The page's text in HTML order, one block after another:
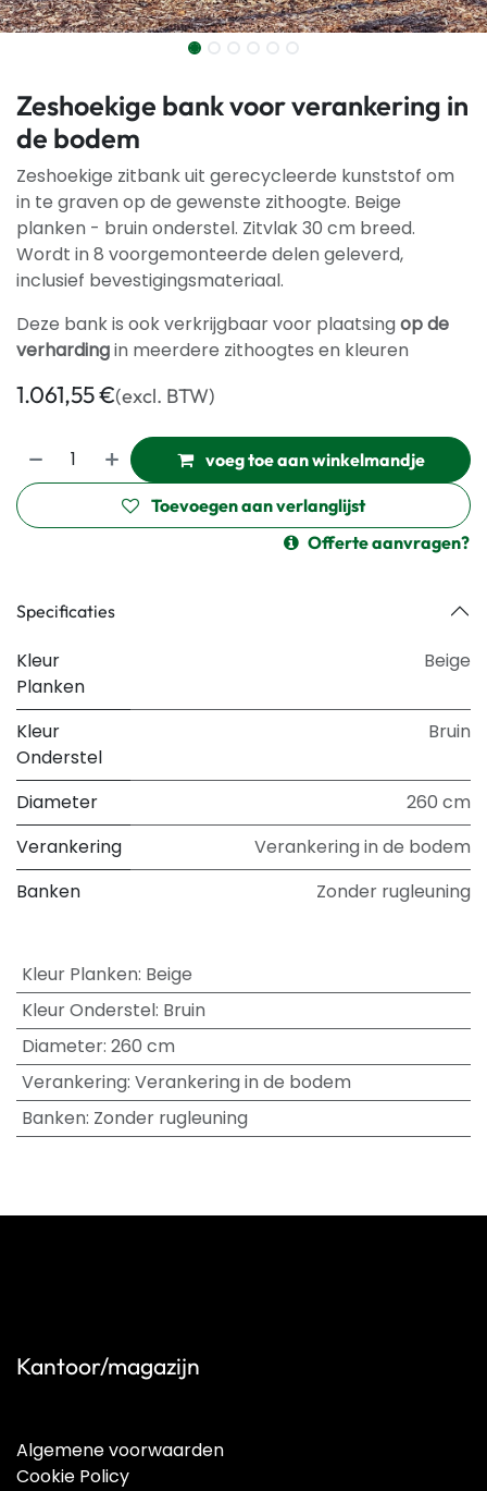
Zeshoekige bank voor verankering in
de bodem
Zeshoekige zitbank uit gerecycleerde kunststof om
in te graven op de gewenste zithoogte. Beige
planken - bruin onderstel. Zitvlak 30 cm breed.
Wordt in 8 voorgemonteerde delen geleverd,
inclusief bevestigingsmateriaal.
Deze bank is ook verkrijgbaar voor plaatsingop de
verhardingin meerdere zithoogtes en kleuren
1.061,55€(excl. BTW)
voeg toe aan winkelmandje
Toevoegen aan verlanglijst
Offerte aanvragen?
Specificaties
Kleur
Planken
Beige
Kleur
Onderstel
Bruin
Diameter
260 cm
Verankering
Verankering in de bodem
Banken
Zonder rugleuning
Kleur Planken: Beige
Kleur Onderstel: Bruin
Diameter: 260 cm
Verankering: Verankering in de bodem
Banken: Zonder rugleuning
Kantoor/magazijn
Algemene voorwaarden
Cookie Policy